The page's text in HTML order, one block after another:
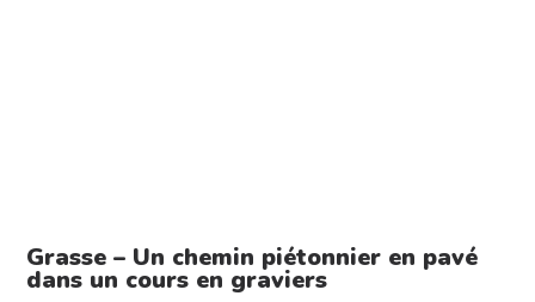
Grasse – Un chemin piétonnier en pavé
dans un cours en graviers